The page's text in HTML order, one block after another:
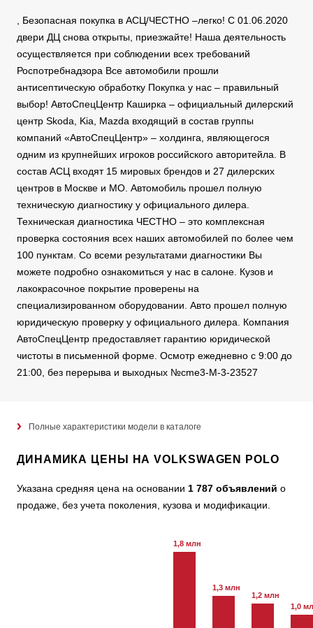
, Безопасная покупка в АСЦ/ЧЕСТНО –легко! С 01.06.2020
двери ДЦ снова открыты, приезжайте! Наша деятельность
осуществляется при соблюдении всех требований
Роспотребнадзора Все автомобили прошли
антисептическую обработку Покупка у нас – правильный
выбор! АвтоСпецЦентр Каширка – официальный дилерский
центр Skoda, Kia, Mazda входящий в состав группы
компаний «АвтоСпецЦентр» – холдинга, являющегося
одним из крупнейших игроков российского авторитейла. В
состав АСЦ входят 15 мировых брендов и 27 дилерских
центров в Москве и МО. Автомобиль прошел полную
техническую диагностику у официального дилера.
Техническая диагностика ЧЕСТНО – это комплексная
проверка состояния всех наших автомобилей по более чем
100 пунктам. Со всеми результатами диагностики Вы
можете подробно ознакомиться у нас в салоне. Кузов и
лакокрасочное покрытие проверены на
специализированном оборудовании. Авто прошел полную
юридическую проверку у официального дилера. Компания
АвтоСпецЦентр предоставляет гарантию юридической
чистоты в письменной форме. Осмотр ежедневно с 9:00 до
21:00, без перерыва и выходных №cme3-M-3-23527
Полные характеристики модели в каталоге
ДИНАМИКА ЦЕНЫ НА VOLKSWAGEN POLO
Указана средняя цена на основании 1 787 объявлений о
продаже, без учета поколения, кузова и модификации.
1,8 млн
1,3 млн
1,2 млн
1,0